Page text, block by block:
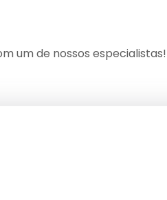
um de nossos especialistas!